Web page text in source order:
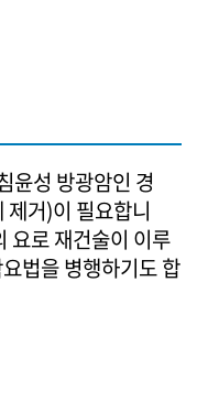
윤성 방광암인 경
거)이 필요합니
요로 재건술이 이루
법을 병행하기도 합